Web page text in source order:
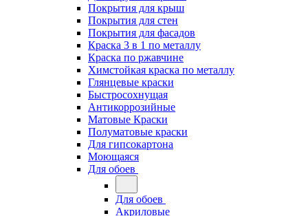
Покрытия для крыш
Покрытия для стен
Покрытия для фасадов
Краска 3 в 1 по металлу
Краска по ржавчине
Химстойкая краска по металлу
Глянцевые краски
Быстросохнущая
Антикоррозийные
Матовые Краски
Полуматовые краски
Для гипсокартона
Моющаяся
Для обоев
Для обоев
Акриловые